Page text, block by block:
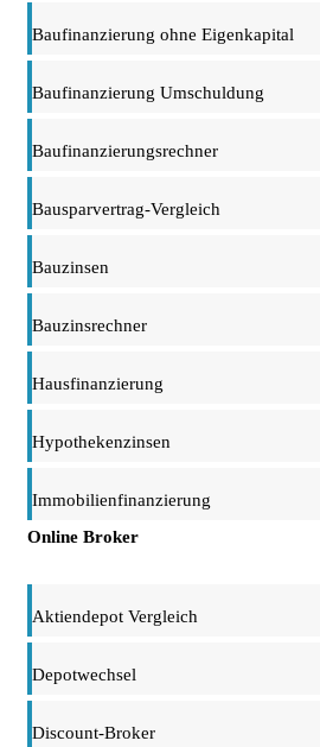
Baufinanzierung ohne Eigenkapital
Baufinanzierung Umschuldung
Baufinanzierungsrechner
Bausparvertrag-Vergleich
Bauzinsen
Bauzinsrechner
Hausfinanzierung
Hypothekenzinsen
Immobilienfinanzierung
Online Broker
Aktiendepot Vergleich
Depotwechsel
Discount-Broker